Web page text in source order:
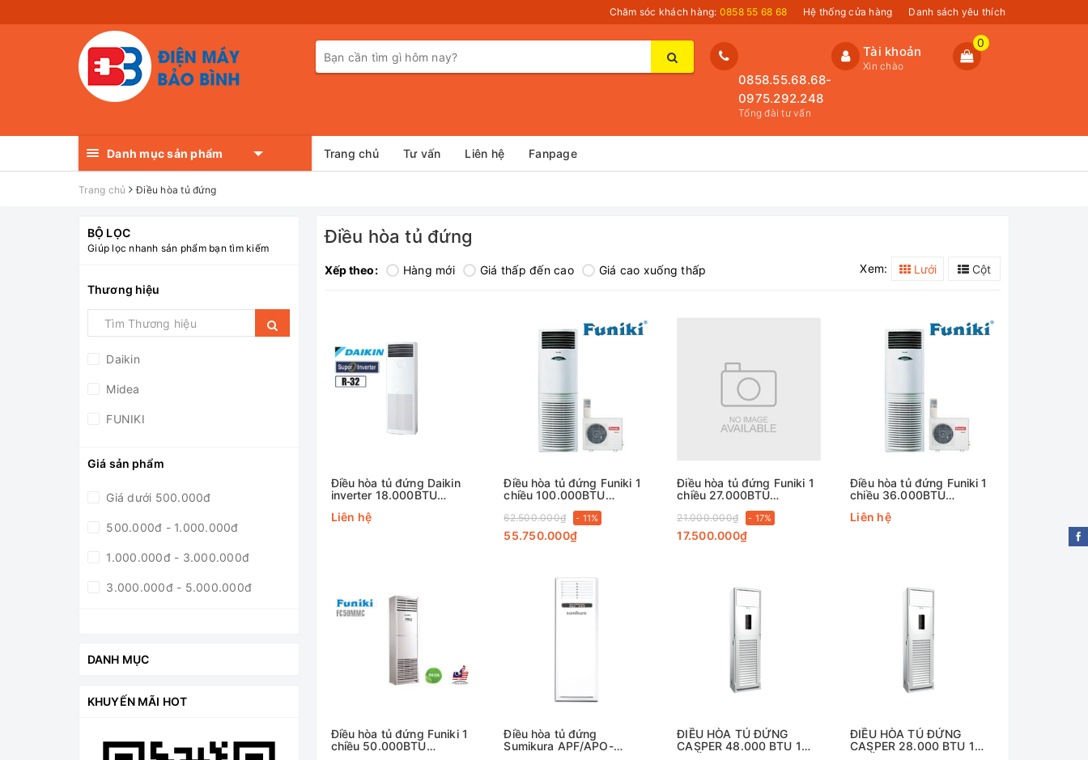
Chăm sóc khách hàng: 0858 55 68 68 Hệ thống cửa hàng Danh sách yêu thích
0858.55.68.68-
0975.292.248
Tổng đài tư vấn
Tài khoản
Xin chào
0
Danh mục sản phẩm Trang chủ Tư vấn Liên hệ Fanpage
Trang chủ Điều hòa tủ đứng
BỘ LỌC
Giúp lọc nhanh sản phẩm bạn tìm kiếm
Thương hiệu
Daikin
Midea
FUNIKI
Giá sản phẩm
Giá dưới 500.000đ
500.000đ - 1.000.000đ
1.000.000đ - 3.000.000đ
3.000.000đ - 5.000.000đ
DANH MỤC
KHUYẾN MÃI HOT
Điều hòa tủ đứng
Xếp theo: Hàng mới Giá thấp đến cao Giá cao xuống thấp Xem: Lưới Cột
Điều hòa tủ đứng Daikin
inverter 18.000BTU
Liên hệ
Điều hòa tủ đứng Funiki 1
chiều 100.000BTU
62.500.000₫ - 11%
55.750.000₫
Điều hòa tủ đứng Funiki 1
chiều 27.000BTU
21.000.000₫ - 17%
17.500.000₫
Điều hòa tủ đứng Funiki 1
chiều 36.000BTU
Liên hệ
Điều hòa tủ đứng Funiki 1
chiều 50.000BTU
Điều hòa tủ đứng
Sumikura APF/APO-
ĐIỀU HÒA TỦ ĐỨNG
CASPER 48.000 BTU 1
ĐIỀU HÒA TỦ ĐỨNG
CASPER 28.000 BTU 1